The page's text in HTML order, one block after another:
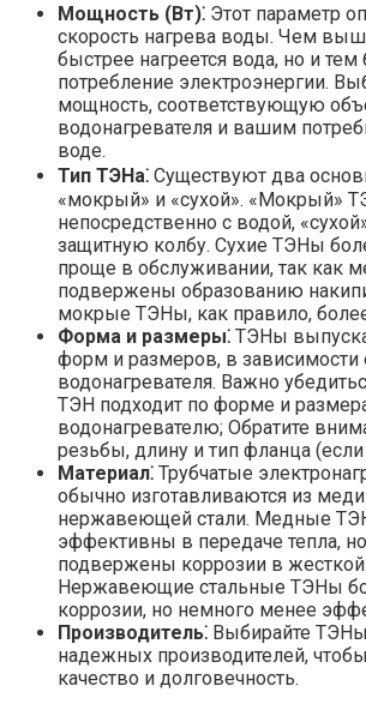
Мощность (Вт)⁚ Этот параметр
скорость нагрева воды. Чем
быстрее нагреется вода, но и
потребление электроэнергии.
мощность, соответствующую
водонагревателя и вашим
воде.
Тип ТЭНа⁚ Существуют два
«мокрый» и «сухой». «Мокрый»
непосредственно с водой,
защитную колбу. Сухие ТЭНы
проще в обслуживании, так как
подвержены образованию
мокрые ТЭНы, как правило,
Форма и размеры⁚ ТЭНы
форм и размеров, в зависимости
водонагревателя. Важно
ТЭН подходит по форме и
водонагревателю; Обратите
резьбы, длину и тип фланца (если
Материал⁚ Трубчатые
обычно изготавливаются из
нержавеющей стали. Медные
эффективны в передаче тепла,
подвержены коррозии в
Нержавеющие стальные ТЭНы
коррозии, но немного менее
Производитель⁚ Выбирайте
надежных производителей,
качество и долговечность.